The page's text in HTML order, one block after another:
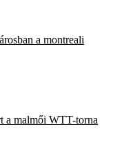
a montreali
a malmői WTT-torna